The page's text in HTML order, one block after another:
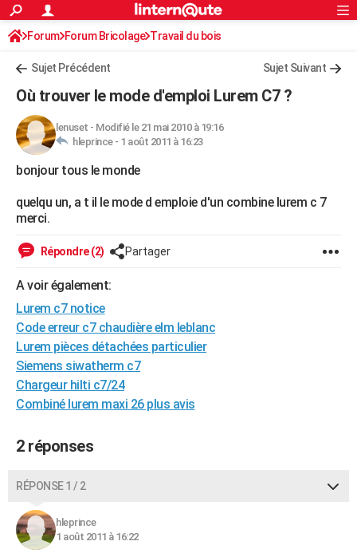
ACTUALITÉS
Politique
Société
Faits Divers
Education
Monde
Villes
+
FINANCE
Retraite
Impôts
Epargne
Immobilier
Risques naturels par ville
Banque
Assurance
Crédit
AUTO
Essais
Réserver un essai
Citadines
Berlines
SUV
Forum auto
+HIGH-TECH
Mobiles
Meilleur smartphone
Internet
Ordinateurs
Jeux vidéo
Guide high-tech
+BRICOLAGE
Forum
Aménagement intérieur
Extérieur
Cuisine
Salle de bains
Jardinage
Rangement
WEEK-END
LIFESTYLE
Art de vivre
Bien-être
Loisirs
Mode
Modes de vie
SANTE
Alimentation
Guide de la santé
Maladies
Médicaments
Sommeil
VOYAGE
Destinations
City break
Voyage nature
Voyage de noces
Forum
Climat
+PHOTO
GUIDES D'ACHAT
BONS PLANS
Dictionnaire
Biographies
Citations
Expressions
Proverbes
PROGRAMME TV
S'inscrire
Connexion
Forum Forum Bricolage Travail du bois
Sujet Précédent Sujet Suivant
Où trouver le mode d'emploi Lurem C7 ?
lenuset - Modifié le 21 mai 2010 à 19:16
hleprince - 1 août 2011 à 16:23
bonjour tous le monde
quelqu un, a t il le mode d emploie d'un combine lurem c 7
merci.
Répondre (2) Partager
A voir également:
Lurem c7 notice
Code erreur c7 chaudière elm leblanc
Lurem pièces détachées particulier
Siemens siwatherm c7
Chargeur hilti c7/24
Combiné lurem maxi 26 plus avis
2 réponses
RÉPONSE 1 / 2
hleprince
1 août 2011 à 16:22